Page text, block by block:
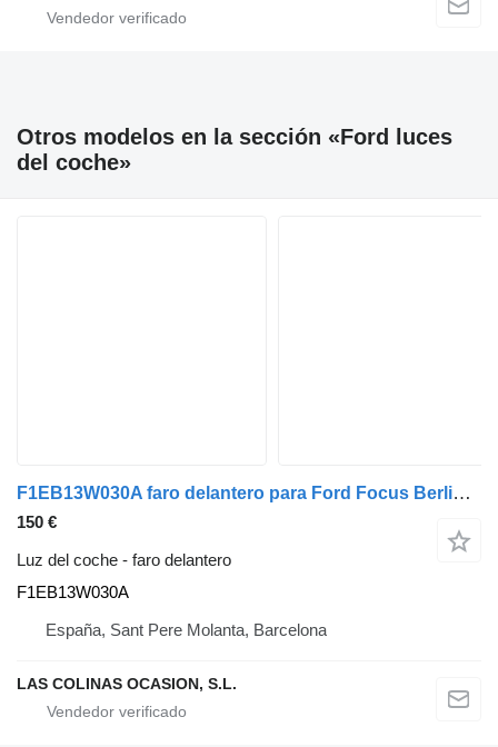
Otros modelos en la sección «Ford luces
del coche»
F1EB13W030A faro delantero para Ford Focus Berlina (CAK)(1998->) camión
150 €
Luz del coche - faro delantero
F1EB13W030A
España, Sant Pere Molanta, Barcelona
LAS COLINAS OCASION, S.L.